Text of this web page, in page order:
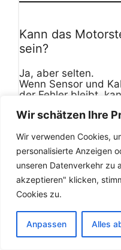
Wir schätzen Ihre
Wir verwenden Cookies,
personalisierte Anzeigen
unseren Datenverkehr zu
akzeptieren" klicken,
Cookies zu.
Anpassen Alles
Kann das
sein?
Ja, aber selten.
Wenn Sensor und
der Fehler bleibt,
Wie wird der
Typische Diagnose:
Kabelprüfung